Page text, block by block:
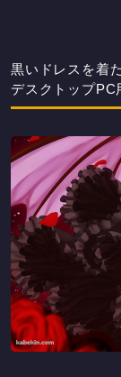
黒いドレスを着
デスクトップ